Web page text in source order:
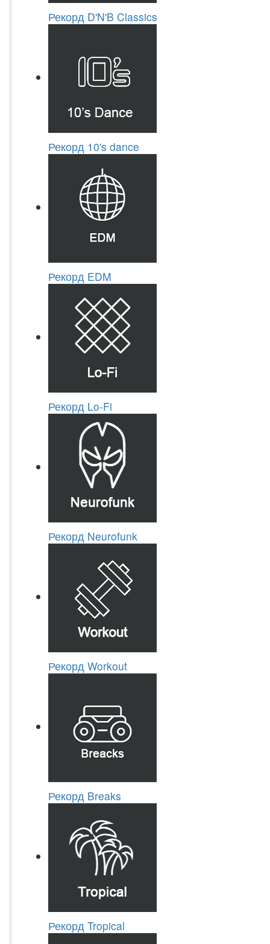
Рекорд D'N'B Classics
Рекорд 10's dance
Рекорд EDM
Рекорд Lo-Fi
Рекорд Neurofunk
Рекорд Workout
Рекорд Breaks
Рекорд Tropical